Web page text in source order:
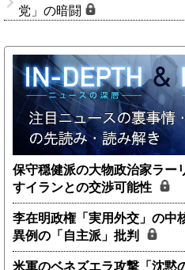
党」の暗闘
保守穏健派の大物政治家ラー
すイランとの交渉可能性
李在明政権「実用外交」の中
異例の「自主派」批判
米軍のベネズエラ攻撃「沈黙